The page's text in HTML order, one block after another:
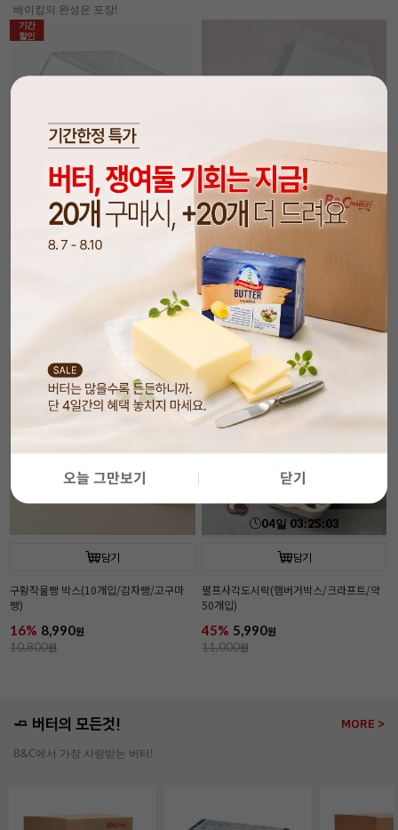
오늘 그만보기 닫기
베이킹의 완성은 포장!
기간
할인
04 일03:25 02
담기
30%
9,990
담기
[코지아트]구움과자박스 (4개입/베이지/
대)
21% 5,490
원
6,990원
담기
구황작물빵 박스(10개입/감자빵/고구마
빵)
16% 8,990원
10,800원
기간
할인
04일 03:25:02
담기
펄프사각도시락(햄버거박스/크라프트/약
50개입)
45% 5,990원
11,000원
🧈 버터의 모든것! MORE >
B&C에서 가장 사랑받는 버터!